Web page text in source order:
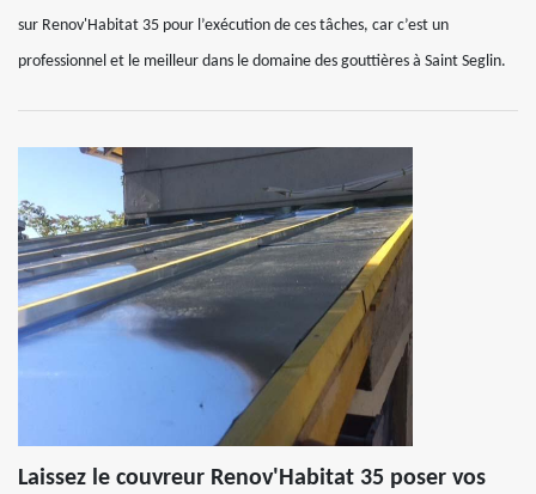
sur Renov'Habitat 35 pour l’exécution de ces tâches, car c’est un
professionnel et le meilleur dans le domaine des gouttières à Saint Seglin.
Laissez le couvreur Renov'Habitat 35 poser vos